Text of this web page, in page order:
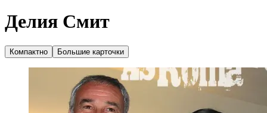
Делия Смит
Компактно Большие карточки